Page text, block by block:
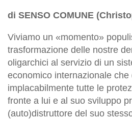
di SENSO COMUNE
Viviamo un «momento»
trasformazione delle nostre
oligarchici al servizio di un
economico internazionale che
implacabilmente tutte le
fronte a lui e al suo sviluppo
(auto)distruttore del suo